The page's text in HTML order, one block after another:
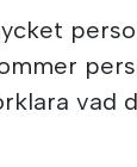
vad